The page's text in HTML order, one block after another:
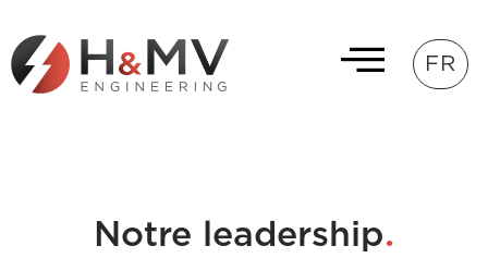
FR
Notre leadership.